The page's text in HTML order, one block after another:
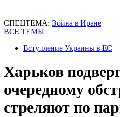
СПЕЦТЕМА: Война в Иране
ВСЕ ТЕМЫ
Вступление Украины в ЕС
Харьков
очередному
стреляют по